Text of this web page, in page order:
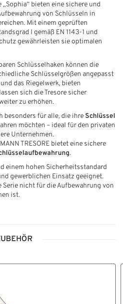
bieten eine sichere und
von Schlüsseln in
Mit einem geprüften
I gemäß EN 1143-1 und
gewährleisten sie optimalen
Schlüsselhaken können die
Schlüsselgrößen angepasst
das Riegelwerk, bieten
sich die Tresore sicher
zu erhöhen.
besonders für alle, die ihre Schlüssel
möchten – ideal für den privaten
Unternehmen.
TRESORE bietet eine sichere
.
einem hohen Sicherheitsstandard
gewerblichen Einsatz geeignet.
Serie nicht für die Aufbewahrung von
ist.